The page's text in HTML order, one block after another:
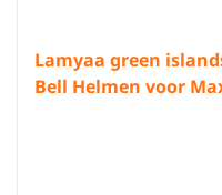
Lamyaa green
Bell Helmen voor